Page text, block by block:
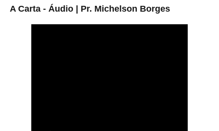
A Carta - Áudio | Pr. Michelson Borges